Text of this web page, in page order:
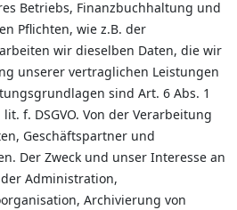
Betriebs, Finanzbuchhaltung und
Pflichten, wie z.B. der
wir dieselben Daten, die wir
unserer vertraglichen Leistungen
sind Art. 6 Abs. 1
lit. f. DSGVO. Von der Verarbeitung
Geschäftspartner und
Der Zweck und unser Interesse an
Administration,
Archivierung von